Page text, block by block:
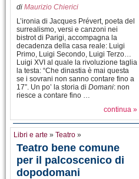
di Maurizio Chierici
L’ironia di Jacques Prévert, poeta del
surrealismo, versi e canzoni nei
bistrot di Parigi, accompagna la
decadenza della casa reale: Luigi
Primo, Luigi Secondo, Luigi Terzo…
Luigi XVI al quale la rivoluzione taglia
la testa: “Che dinastia è mai questa
se i sovrani non sanno contare fino a
17”. Un po’ la storia di Domani: non
riesce a contare fino …
continua »
Libri e arte » Teatro »
Teatro bene comune
per il palcoscenico di
dopodomani